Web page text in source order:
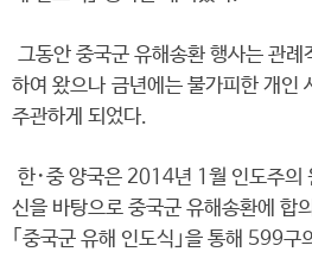
그동안 중국군 유해송환 행사는 관
하여 왔으나 금년에는 불가피한 개인
주관하게 되었다.
한･중 양국은 2014년 1월 인도주의
신을 바탕으로 중국군 유해송환에 합
｢중국군 유해 인도식｣을 통해 599구